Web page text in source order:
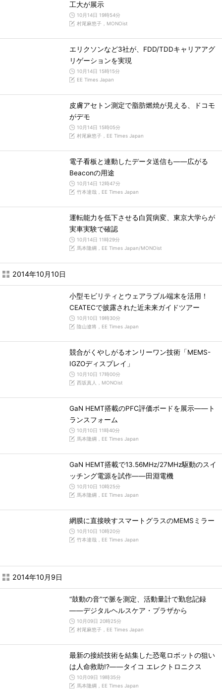
工大が展示
10月14日 19時54分
村尾麻悠子，MONOist
エリクソンなど3社が、FDD/TDDキャリアアグ
リゲーションを実現
10月14日 15時15分
EE Times Japan
皮膚アセトン測定で脂肪燃焼が見える、ドコモ
がデモ
10月14日 15時05分
村尾麻悠子，EE Times Japan
電子看板と連動したデータ送信も――広がる
Beaconの用途
10月14日 12時47分
竹本達哉，EE Times Japan
運転能力を低下させる白質病変、東京大学らが
実車実験で確認
10月14日 11時29分
馬本隆綱，EE Times Japan/MONOist
2014年10月10日
小型モビリティとウェアラブル端末を活用！
CEATECで披露された近未来ガイドツアー
10月10日 19時30分
陰山遼将，EE Times Japan
競合がくやしがるオンリーワン技術「MEMS-
IGZOディスプレイ」
10月10日 17時00分
西坂真人，MONOist
GaN HEMT搭載のPFC評価ボードを展示――ト
ランスフォーム
10月10日 11時40分
馬本隆綱，EE Times Japan
GaN HEMT搭載で13.56MHz/27MHz駆動のスイ
ッチング電源を試作――田淵電機
10月10日 10時25分
馬本隆綱，EE Times Japan
網膜に直接映すスマートグラスのMEMSミラー
10月10日 10時20分
竹本達哉，EE Times Japan
2014年10月9日
“鼓動の音”で脈を測定、活動量計で勤怠記録
――デジタルヘルスケア・プラザから
10月09日 20時25分
村尾麻悠子，EE Times Japan
最新の接続技術を結集した恐竜ロボットの狙い
は人命救助!?――タイコ エレクトロニクス
10月09日 19時35分
馬本隆綱，EE Times Japan